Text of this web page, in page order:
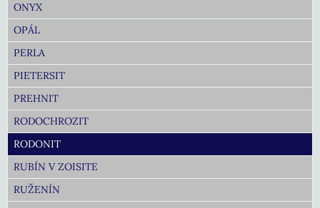
ONYX
OPÁL
PERLA
PIETERSIT
PREHNIT
RODOCHROZIT
RODONIT
RUBÍN V ZOISITE
RUŽENÍN